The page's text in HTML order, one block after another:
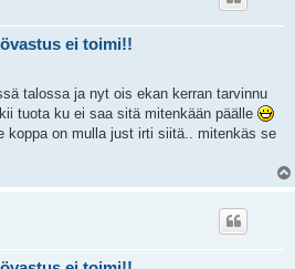
ei toimi!!
talossa ja nyt ois ekan kerran tarvinnu
tuota ku ei saa sitä mitenkään päälle
koppa on mulla just irti siitä.. mitenkäs se